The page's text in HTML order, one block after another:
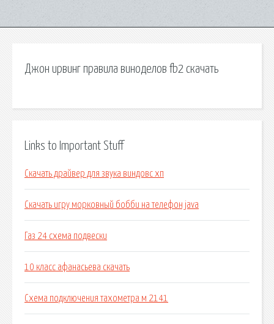
Джон ирвинг правила виноделов fb2 скачать
Links to Important Stuff
Скачать драйвер для звука виндовс хп
Скачать игру морковный бобби на телефон java
Газ 24 схема подвески
10 класс афанасьева скачать
Схема подключения тахометра м 2141